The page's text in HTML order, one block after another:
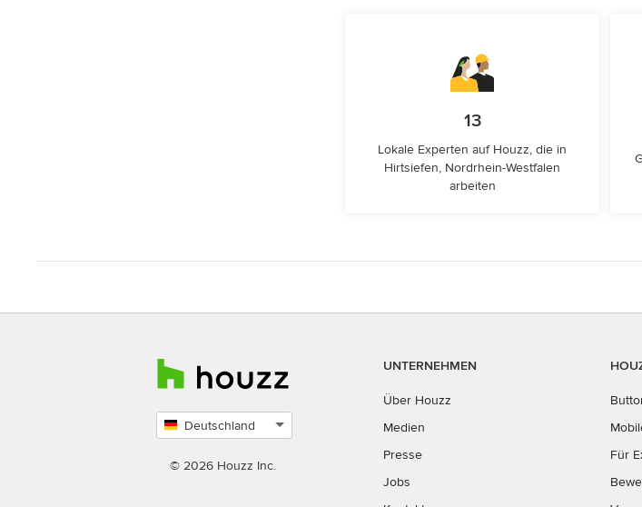
13
Lokale Experten auf Houzz, die in
Hirtsiefen, Nordrhein-Westfalen
arbeiten
Deutschland
auswählen
© 2026 Houzz Inc.
UNTERNEHMEN
Über Houzz
Medien
Presse
Jobs
Für